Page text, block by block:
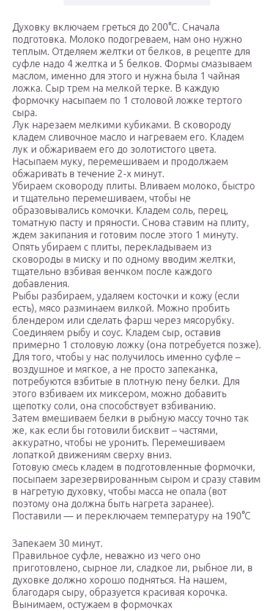
Духовку включаем греться до 200°С. Сначала
подготовка. Молоко подогреваем, нам оно нужно
теплым. Отделяем желтки от белков, в рецепте для
суфле надо 4 желтка и 5 белков. Формы смазываем
маслом, именно для этого и нужна была 1 чайная
ложка. Сыр трем на мелкой терке. В каждую
формочку насыпаем по 1 столовой ложке тертого
сыра.
Лук нарезаем мелкими кубиками. В сковороду
кладем сливочное масло и нагреваем его. Кладем
лук и обжариваем его до золотистого цвета.
Насыпаем муку, перемешиваем и продолжаем
обжаривать в течение 2-х минут.
Убираем сковороду плиты. Вливаем молоко, быстро
и тщательно перемешиваем, чтобы не
образовывались комочки. Кладем соль, перец,
томатную пасту и пряности. Снова ставим на плиту,
ждем закипания и готовим после этого 1 минуту.
Опять убираем с плиты, перекладываем из
сковороды в миску и по одному вводим желтки,
тщательно взбивая венчком после каждого
добавления.
Рыбы разбираем, удаляем косточки и кожу (если
есть), мясо разминаем вилкой. Можно пробить
блендером или сделать фарш через мясорубку.
Соединяем рыбу и соус. Кладем сыр, оставив
примерно 1 столовую ложку (она потребуется позже).
Для того, чтобы у нас получилось именно суфле –
воздушное и мягкое, а не просто запеканка,
потребуются взбитые в плотную пену белки. Для
этого взбиваем их миксером, можно добавить
щепотку соли, она способствует взбиванию.
Затем вмешиваем белки в рыбную массу точно так
же, как если бы готовили бисквит – частями,
аккуратно, чтобы не уронить. Перемешиваем
лопаткой движениям сверху вниз.
Готовую смесь кладем в подготовленные формочки,
посыпаем зарезервированным сыром и сразу ставим
в нагретую духовку, чтобы масса не опала (вот
поэтому она должна быть нагрета заранее).
Поставили — и переключаем температуру на 190°С
Запекаем 30 минут.
Правильное суфле, неважно из чего оно
приготовлено, сырное ли, сладкое ли, рыбное ли, в
духовке должно хорошо подняться. На нашем,
благодаря сыру, образуется красивая корочка.
Вынимаем, остужаем в формочках